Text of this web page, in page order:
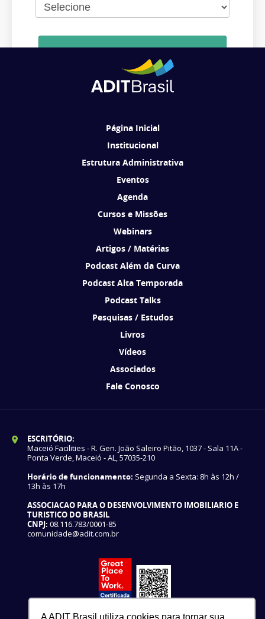
A ADIT Brasil utiliza cookies para tornar sua
Ao se cadastrar, você concorda em receber comunicações da ADIT
Página Inicial
Institucional
Estrutura Administrativa
Eventos
Agenda
Cursos e Missões
Webinars
Artigos / Matérias
Podcast Além da Curva
Podcast Alta Temporada
Podcast Talks
Pesquisas / Estudos
Livros
Vídeos
Associados
Fale Conosco
ESCRITÓRIO:
Maceió Facilities - R. Gen. João Saleiro Pitão, 1037 - Sala 11A -
Ponta Verde, Maceió - AL, 57035-210
Horário de funcionamento: Segunda a Sexta: 8h às 12h /
13h às 17h
ASSOCIACAO PARA O DESENVOLVIMENTO IMOBILIARIO E
TURISTICO DO BRASIL
CNPJ: 08.116.783/0001-85
comunidade@adit.com.br